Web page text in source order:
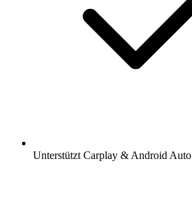
Unterstützt Carplay & Android Auto